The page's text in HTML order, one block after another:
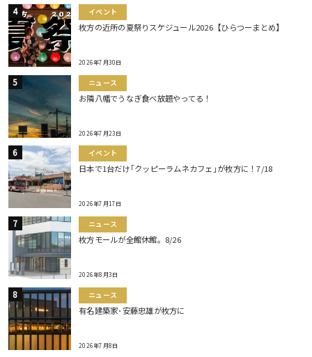
イベント
枚方の近所の夏祭りスケジュール2026【ひらつーまとめ】
2026年7月30日
ニュース
お隣八幡でうなぎ食べ放題やってる！
2026年7月23日
イベント
日本で1台だけ｢クッピーラムネカフェ｣が枚方に！7/18
2026年7月17日
ニュース
枚方モールが全館休館。8/26
2026年8月3日
ニュース
有名建築家･安藤忠雄が枚方に
2026年7月8日